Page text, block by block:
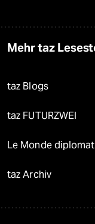
Mehr taz
taz Blogs
taz FUTURZWEI
Le Monde
taz Archiv